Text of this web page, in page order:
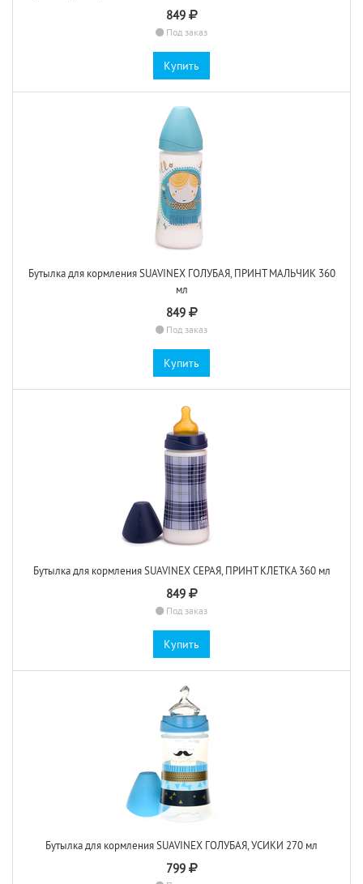
849
Под заказ
Купить
Бутылка для кормления SUAVINEX ГОЛУБАЯ, ПРИНТ МАЛЬЧИК 360
мл
849
Под заказ
Купить
Бутылка для кормления SUAVINEX СЕРАЯ, ПРИНТ КЛЕТКА 360 мл
849
Под заказ
Купить
Бутылка для кормления SUAVINEX ГОЛУБАЯ, УСИКИ 270 мл
799